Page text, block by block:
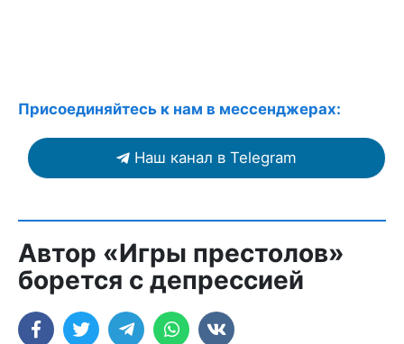
Присоединяйтесь к нам в мессенджерах:
Наш канал в Telegram
Автор «Игры престолов»
борется с депрессией